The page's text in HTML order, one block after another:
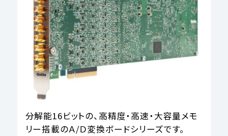
分解能16ビットの、高精度・高速・大容量メモ
リー搭載のＡ/Ｄ変換ボードシリーズです。